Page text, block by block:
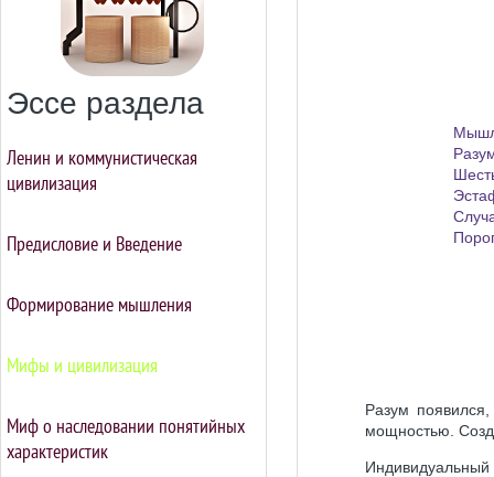
Эссе раздела
Ленин и коммунистическая
цивилизация
Предисловие и Введение
Формирование мышления
Мифы и цивилизация
Миф о наследовании понятийных
характеристик
Разум
мощностью.